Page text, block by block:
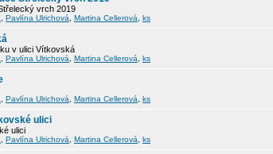
vrch 2019
Pavlína Ulrichová Martina Cellerová ks
v ulici Vítkovská
Pavlína Ulrichová Martina Cellerová ks
Pavlína Ulrichová Martina Cellerová ks
ulici
ulici
Pavlína Ulrichová Martina Cellerová ks